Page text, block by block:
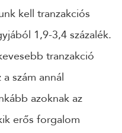
kell tranzakciós
1,9-3,4 százalék.
tranzakció
szám annál
azoknak az
erős forgalom